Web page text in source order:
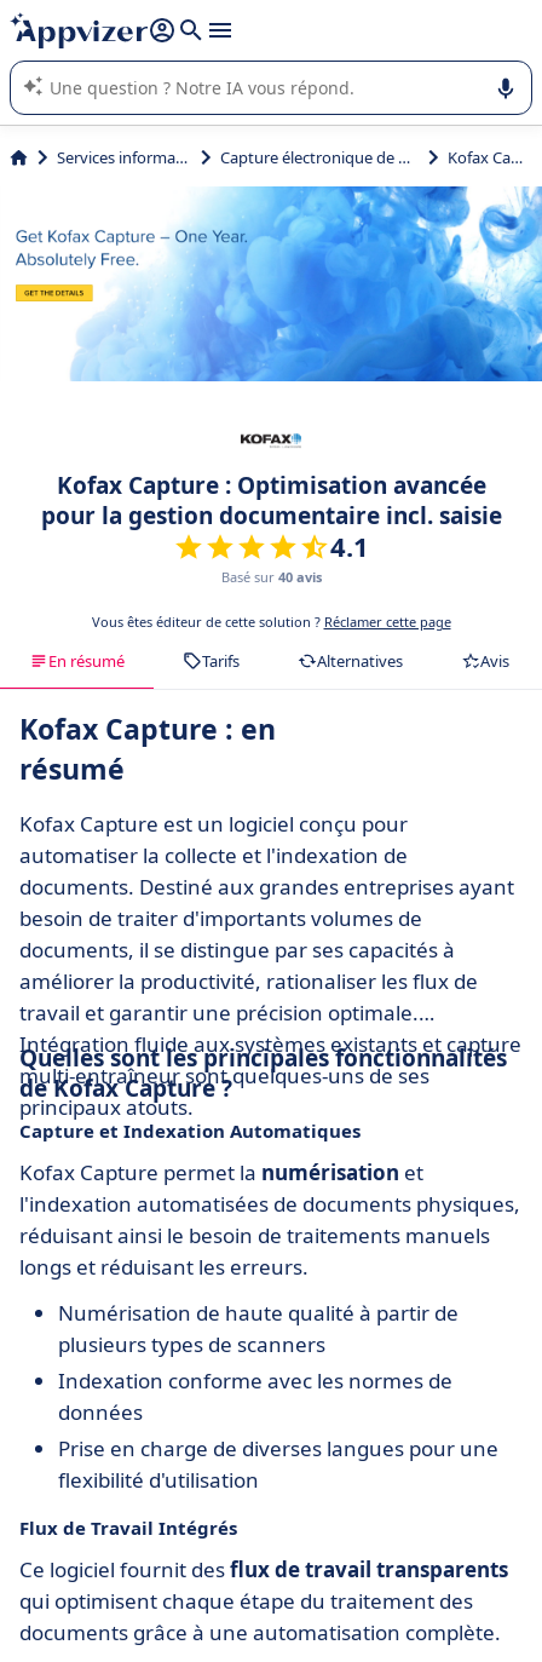
répondre (plusieurs lignes avec
L'IA de Appvizer vous guide dans l'utilisation ou la sélection de
logiciel SaaS en entreprise.
Services informatiques Capture électronique de données Kofax Capture
Kofax Capture : Optimisation avancée
pour la gestion documentaire incl. saisie
4.1
Basé sur 40 avis
Vous êtes éditeur de cette solution ? Réclamer cette page
En résumé Tarifs Alternatives Avis
Kofax Capture : en
résumé
Kofax Capture est un logiciel conçu pour
automatiser la collecte et l'indexation de
documents. Destiné aux grandes entreprises ayant
besoin de traiter d'importants volumes de
documents, il se distingue par ses capacités à
améliorer la productivité, rationaliser les flux de
travail et garantir une précision optimale.
Intégration fluide aux systèmes existants et capture
multi-entraîneur sont quelques-uns de ses
principaux atouts.
Quelles sont les principales fonctionnalités
de Kofax Capture ?
Capture et Indexation Automatiques
Kofax Capture permet la numérisation et
l'indexation automatisées de documents physiques,
réduisant ainsi le besoin de traitements manuels
longs et réduisant les erreurs.
Numérisation de haute qualité à partir de
plusieurs types de scanners
Indexation conforme avec les normes de
données
Prise en charge de diverses langues pour une
flexibilité d'utilisation
Flux de Travail Intégrés
Ce logiciel fournit desflux de travail transparents
qui optimisent chaque étape du traitement des
documents grâce à une automatisation complète.